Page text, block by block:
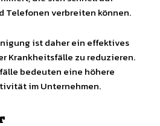
Telefonen verbreiten können.
ist daher ein effektives
Krankheitsfälle zu reduzieren.
bedeuten eine höhere
im Unternehmen.